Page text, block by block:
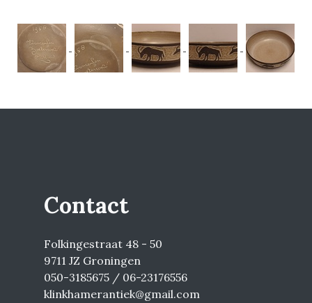
Contact
Folkingestraat 48 - 50
9711 JZ Groningen
050-3185675 / 06-23176556
klinkhamerantiek@gmail.com